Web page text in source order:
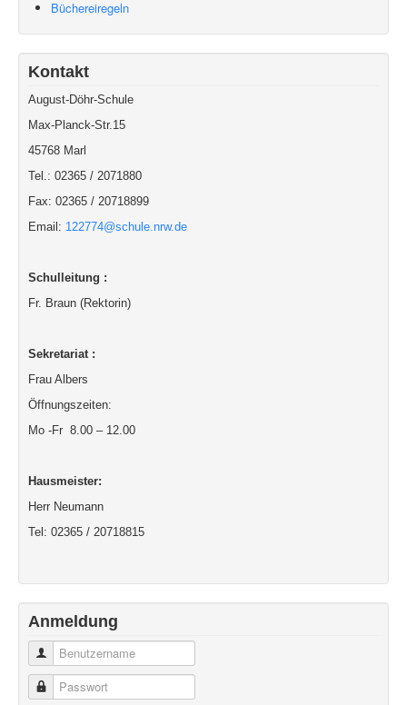
Büchereiregeln
Kontakt
August-Döhr-Schule
Max-Planck-Str.15
45768 Marl
Tel.: 02365 / 2071880
Fax: 02365 / 20718899
Email: 122774@schule.nrw.de
Schulleitung :
Fr. Braun (Rektorin)
Sekretariat :
Frau Albers
Öffnungszeiten:
Mo -Fr 8.00 – 12.00
Hausmeister:
Herr Neumann
Tel: 02365 / 20718815
Anmeldung
Benutzername
Passwort